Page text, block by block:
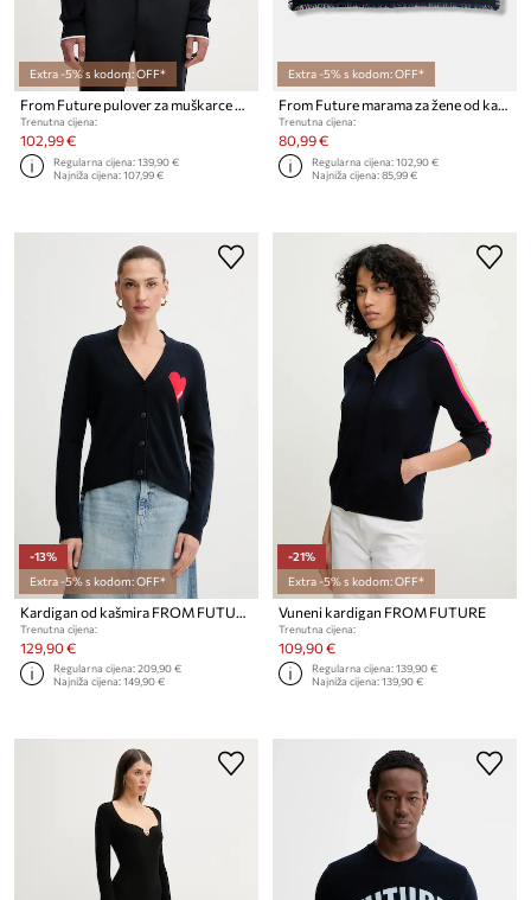
Extra -5% s kodom: OFF*
From Future pulover za muškarce od vune
Trenutna cijena:
102,99 €
Regularna cijena:139,90 €
Najniža cijena:107,99 €
Extra -5% s kodom: OFF*
From Future marama za žene od kašmira
Trenutna cijena:
80,99 €
Regularna cijena:102,90 €
Najniža cijena:85,99 €
-13%
Extra -5% s kodom: OFF*
Trenutna cijena:
129,90 €
Regularna cijena:209,90 €
Najniža cijena:149,90 €
-21%
Extra -5% s kodom: OFF*
Vuneni kardigan FROM FUTURE
Trenutna cijena:
109,90 €
Regularna cijena:139,90 €
Najniža cijena:139,90 €